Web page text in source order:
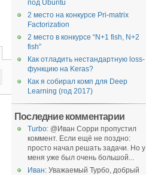
под Ubuntu
2 место на конкурсе Pri-matrix
Factorization
2 место в конкурсе “N+1 fish, N+2
fish”
Как отладить нестандартную loss-
функцию на Keras?
Как я собирал комп для Deep
Learning (год 2017)
Последние комментарии
Turbo: @Иван Сорри пропустил
коммент. Если ещё не поздно:
просто начал решать задачи. Но у
меня уже был очень большой...
Иван: Уважаемый Турбо, добрый